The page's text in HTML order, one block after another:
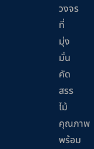
วงจร
ที่
มุ่ง
มั่น
คัด
สรร
ไม้
คุณภาพ
พร้อม